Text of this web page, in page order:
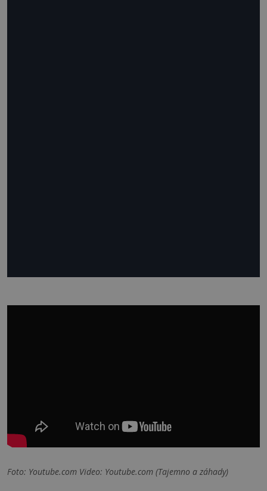
Foto: Youtube.com Video: Youtube.com (Tajemno a záhady)